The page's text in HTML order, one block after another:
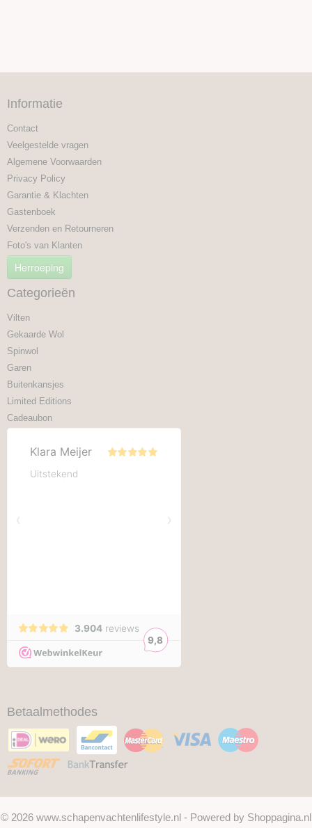
Informatie
Contact
Veelgestelde vragen
Algemene Voorwaarden
Privacy Policy
Garantie & Klachten
Gastenboek
Verzenden en Retourneren
Foto's van Klanten
Herroeping
Categorieën
Vilten
Gekaarde Wol
Spinwol
Garen
Buitenkansjes
Limited Editions
Cadeaubon
Betaalmethodes
© 2026 www.schapenvachtenlifestyle.nl - Powered by Shoppagina.nl